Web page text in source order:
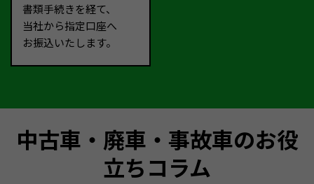
書類手続きを経て、
当社から指定口座へ
お振込いたします。
中古車・廃車・事故車のお役
立ちコラム